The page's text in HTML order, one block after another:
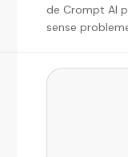
de Crompt AI
sense